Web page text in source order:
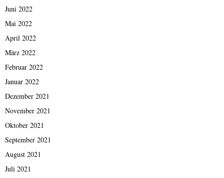
Juni 2022
Mai 2022
April 2022
März 2022
Februar 2022
Januar 2022
Dezember 2021
November 2021
Oktober 2021
September 2021
August 2021
Juli 2021